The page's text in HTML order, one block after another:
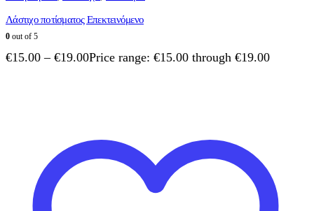
Λάστιχο ποτίσματος Επεκτεινόμενο
0 out of 5
€15.00 – €19.00Price range: €15.00 through €19.00